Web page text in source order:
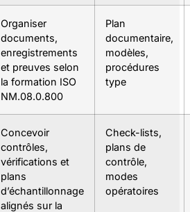
Organiser
documents,
enregistrements
et preuves selon
la formation ISO
NM.08.0.800
Plan
documentaire,
modèles,
procédures
type
Concevoir
contrôles,
vérifications et
plans
d’échantillonnage
alignés sur la
Check-lists,
plans de
contrôle,
modes
opératoires